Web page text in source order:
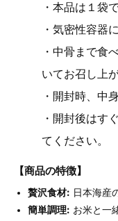
・本品は１袋
・気密性容器
・中骨まで食
いてお召し上
・開封時、中
・開封後はす
てください。
【商品の特徴】
贅沢食材:日本海産
簡単調理:お米と一